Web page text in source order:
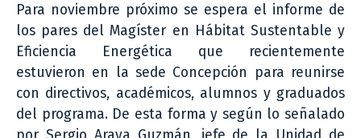
Para noviembre próximo se espera el informe de
los pares del Magíster en Hábitat Sustentable y
Eficiencia Energética que recientemente
estuvieron en la sede Concepción para reunirse
con directivos, académicos, alumnos y graduados
del programa. De esta forma y según lo señalado